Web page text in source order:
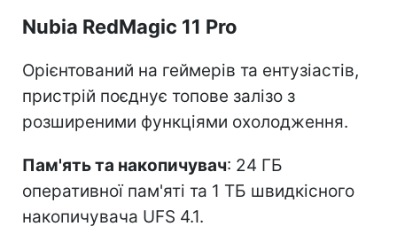
Nubia RedMagic 11 Pro
Орієнтований на геймерів та ентузіастів,
пристрій поєднує топове залізо з
розширеними функціями охолодження.
Пам'ять та накопичувач: 24 ГБ
оперативної пам'яті та 1 ТБ швидкісного
накопичувача UFS 4.1.